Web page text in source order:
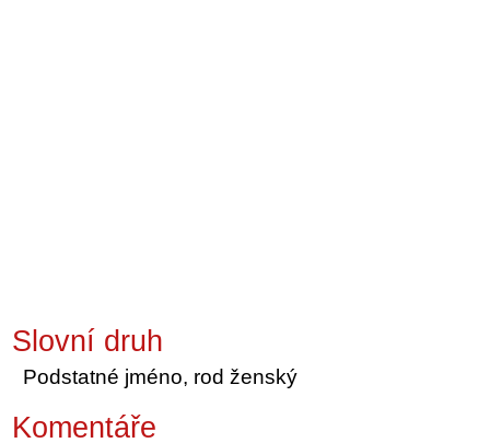
Slovní druh
Podstatné jméno, rod ženský
Komentáře